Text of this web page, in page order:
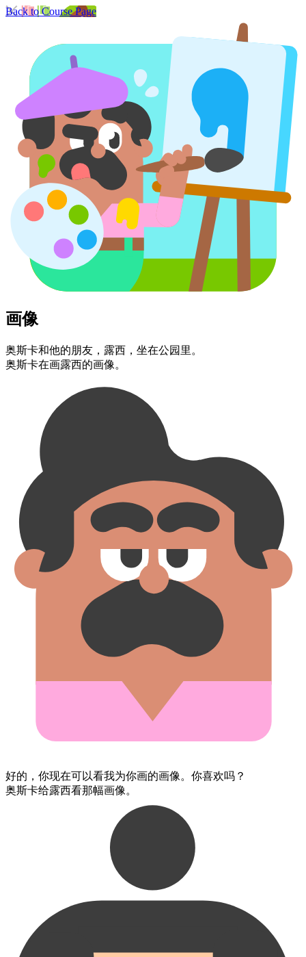
Back to Course Page
画像
奥斯卡​和​他的​朋友，​露西，​坐​在公园里。
奥斯卡​在画​露西的​画像。
好的，​你​现在​可以​看​我为你画的画像。​你​喜欢​吗？
奥斯卡​给露西看​那幅画像。